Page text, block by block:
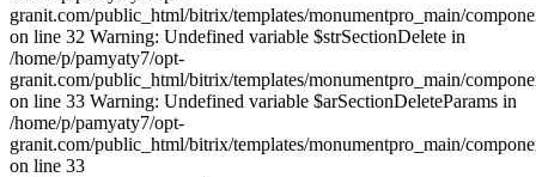
granit.com/public_html/bitrix/templates/monumentpro_main/
on line 32 Warning: Undefined variable $strSectionDelete in
/home/p/pamyaty7/opt-
granit.com/public_html/bitrix/templates/monumentpro_main/
on line 33 Warning: Undefined variable $arSectionDeleteParams in
/home/p/pamyaty7/opt-
granit.com/public_html/bitrix/templates/monumentpro_main/
on line 33